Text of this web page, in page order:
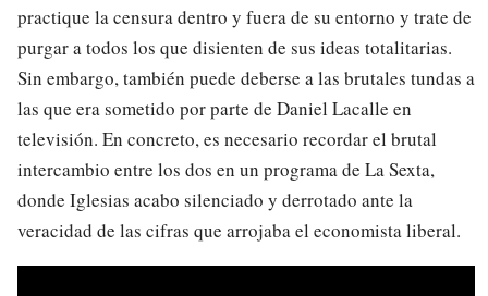
practique la censura dentro y fuera de su entorno y trate de
purgar a todos los que disienten de sus ideas totalitarias.
Sin embargo, también puede deberse a las brutales tundas a
las que era sometido por parte de Daniel Lacalle en
televisión. En concreto, es necesario recordar el brutal
intercambio entre los dos en un programa de La Sexta,
donde Iglesias acabo silenciado y derrotado ante la
veracidad de las cifras que arrojaba el economista liberal.